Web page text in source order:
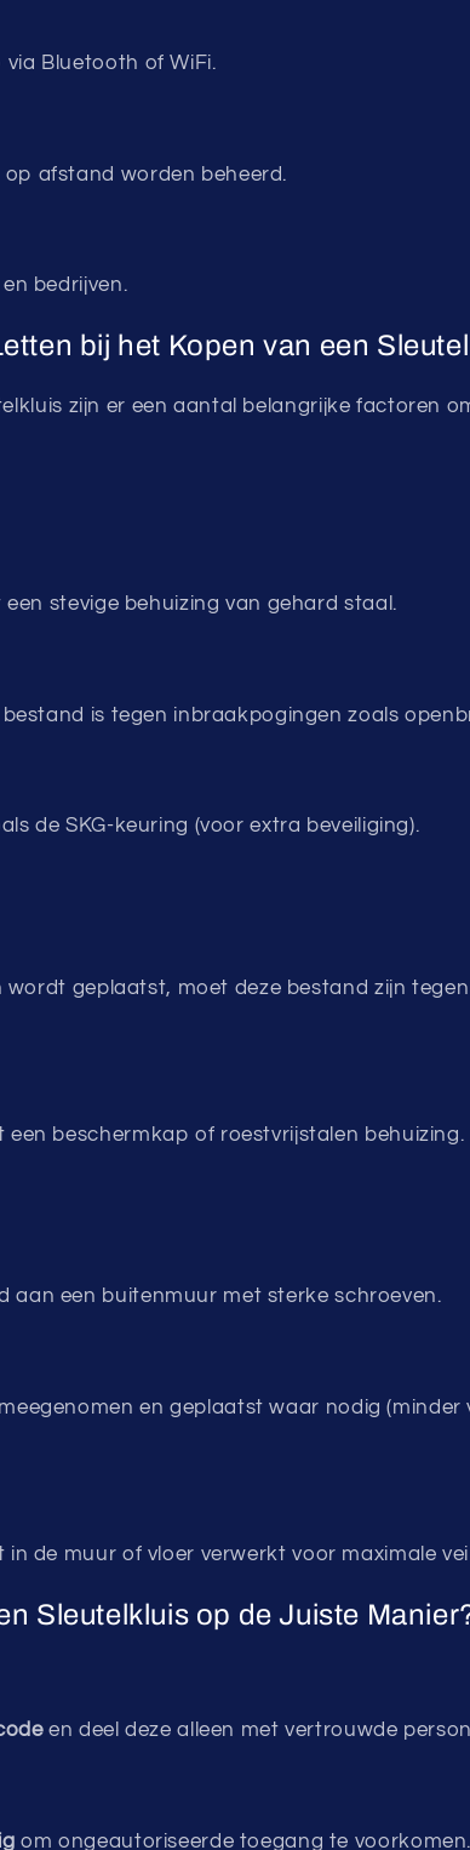
Bluetooth of WiFi.
afstand worden beheerd.
bedrijven.
bij het Kopen van een
zijn er een aantal belangrijke factoren
een stevige behuizing van gehard staal.
is tegen inbraakpogingen zoals
de SKG-keuring (voor extra beveiliging).
wordt geplaatst, moet deze bestand zijn
een beschermkap of roestvrijstalen behuizing.
aan een buitenmuur met sterke schroeven.
en geplaatst waar nodig (minder
in de muur of vloer verwerkt voor maximale
Sleutelkluis op de Juiste
en deel deze alleen met vertrouwde
om ongeautoriseerde toegang te